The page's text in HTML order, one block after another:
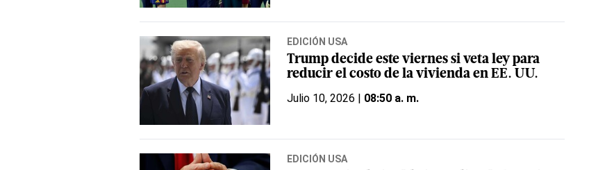
EDICIÓN USA
Trump decide este viernes si veta ley para
reducir el costo de la vivienda en EE. UU.
Julio 10, 2026 | 08:50 a. m.
EDICIÓN USA